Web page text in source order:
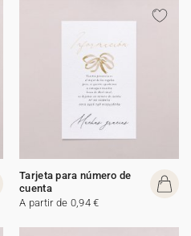
Tarjeta para número de
cuenta
A partir de 0,94 €